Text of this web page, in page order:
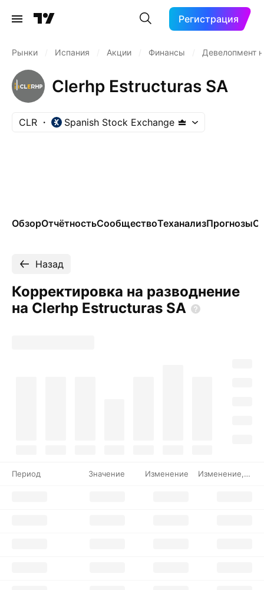
Регистрация
Рынки Испания Акции Финансы Девелопмент
Clerhp Estructuras SA
CLR Spanish Stock Exchange
ОбзорОтчётностьСообществоТеханализПрогнозы
Назад
Корректировка на разводнение
на Clerhp Estructuras SA
Период Значение Изменение Изменение, %